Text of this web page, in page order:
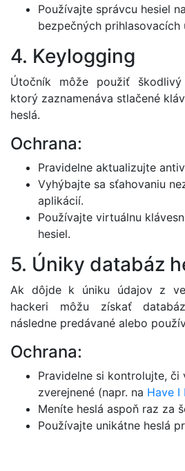
Používajte správcu hesiel
bezpečných prihlasovacích
4. Keylogging
Útočník môže použiť
ktorý zaznamenáva stlačené
heslá.
Ochrana:
Pravidelne aktualizujte
Vyhýbajte sa sťahovaniu
aplikácií.
Používajte virtuálnu
hesiel.
5. Úniky databáz
Ak dôjde k úniku údajov z
hackeri môžu získať
následne predávané alebo
Ochrana:
Pravidelne si kontrolujte, či
zverejnené (napr. na Have I
Meníte heslá aspoň raz za
Používajte unikátne heslá